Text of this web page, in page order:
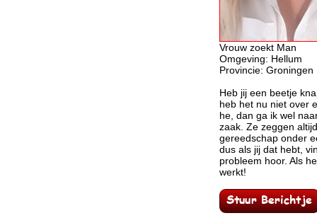
Vrouw zoekt Man
Omgeving: Hellum
Provincie: Groningen
Heb jij een beetje
heb het nu niet over
he, dan ga ik wel
zaak. Ze zeggen
gereedschap onder
dus als jij dat hebt,
probleem hoor. Als
werkt!